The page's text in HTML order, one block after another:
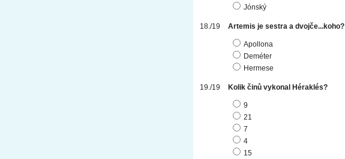
Jónský
Artemis je sestra a dvojče...koho?
Apollona
Deméter
Hermese
Kolik činů vykonal Héraklés?
9
21
7
4
15